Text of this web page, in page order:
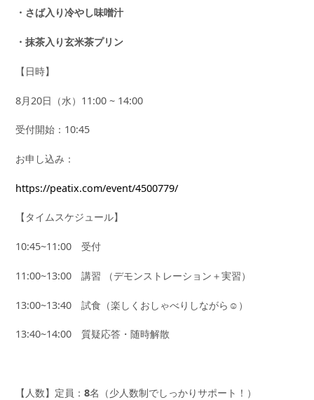
・さば入り冷やし味噌汁
・抹茶入り玄米茶プリン
【日時】
8月20日（水）11:00 ~ 14:00
受付開始：10:45
お申し込み：
https://peatix.com/event/4500779/
【タイムスケジュール】
10:45~11:00 受付
11:00~13:00 講習 （デモンストレーション＋実習）
13:00~13:40 試食（楽しくおしゃべりしながら☺️）
13:40~14:00 質疑応答・随時解散
【人数】定員：8名（少人数制でしっかりサポート！）